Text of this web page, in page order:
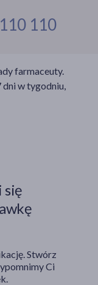
110
farmaceuty.
dni w tygodniu,
się
Stwórz
Ci